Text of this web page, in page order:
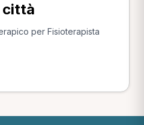
città
per Fisioterapista